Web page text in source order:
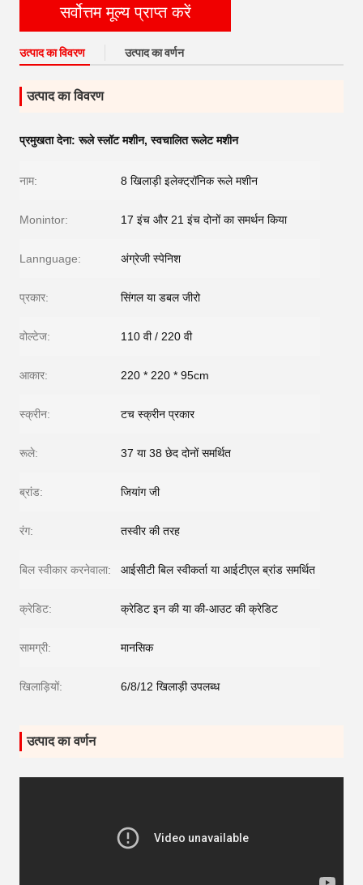
सर्वोत्तम मूल्य प्राप्त करें
उत्पाद का विवरण उत्पाद का वर्णन
उत्पाद का विवरण
प्रमुखता देना:रूले स्लॉट मशीन,स्वचालित रूलेट मशीन
नाम: 8 खिलाड़ी इलेक्ट्रॉनिक रूले मशीन
Monintor: 17 इंच और 21 इंच दोनों का समर्थन किया
Lannguage: अंग्रेजी स्पेनिश
प्रकार: सिंगल या डबल जीरो
वोल्टेज: 110 वी / 220 वी
आकार: 220 * 220 * 95cm
स्क्रीन: टच स्क्रीन प्रकार
रूले: 37 या 38 छेद दोनों समर्थित
ब्रांड: जियांग जी
रंग: तस्वीर की तरह
बिल स्वीकार करनेवाला: आईसीटी बिल स्वीकर्ता या आईटीएल ब्रांड समर्थित
क्रेडिट: क्रेडिट इन की या की-आउट की क्रेडिट
सामग्री: मानसिक
खिलाड़ियों: 6/8/12 खिलाड़ी उपलब्ध
उत्पाद का वर्णन